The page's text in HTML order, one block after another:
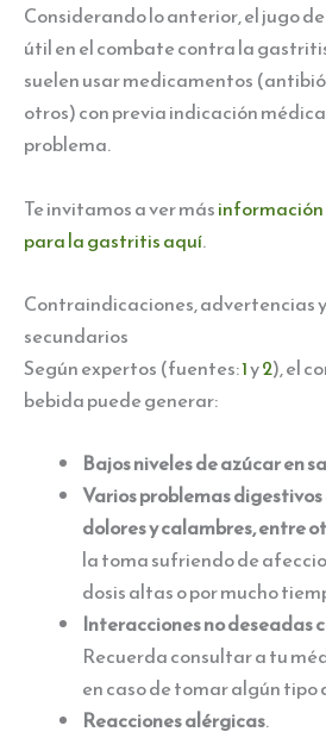
Considerando lo anterior, el jugo
útil en el combate contra la
suelen usar medicamentos
otros) con previa indicación
problema.
Te invitamos a ver másinformación
para la gastritis aquí.
Contraindicaciones, advertencias
secundarios
Según expertos (fuentes:1y2), el
bebida puede generar:
Bajos niveles de azúcar en
Varios problemas
dolores y calambres, entre
la toma sufriendo de
dosis altas o por mucho
Interacciones no deseadas
Recuerda consultar a tu
en caso de tomar algún tipo
Reacciones alérgicas.